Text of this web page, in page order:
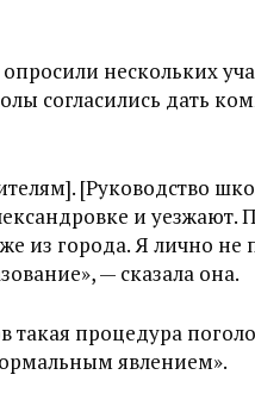
нескольких
согласились дать
[Руководство
и уезжают.
из города. Я лично не
— сказала она.
процедура
явлением».